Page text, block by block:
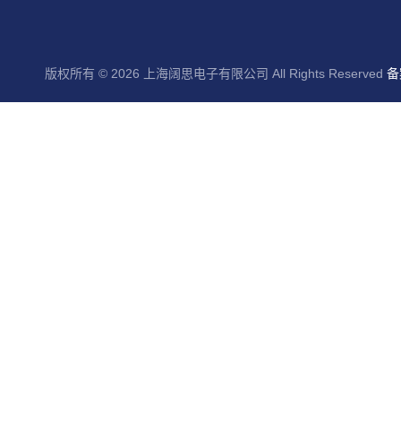
版权所有 © 2026 上海阔思电子有限公司 All Rights Reserved